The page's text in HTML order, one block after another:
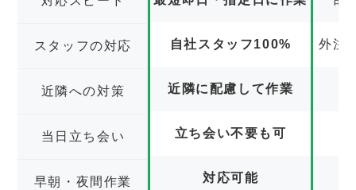
スタッフの対応
近隣への対策
当日立ち会い
早朝・夜間作業
自社スタッフ100%
近隣に配慮して作業
立ち会い不要も可
対応可能
外注